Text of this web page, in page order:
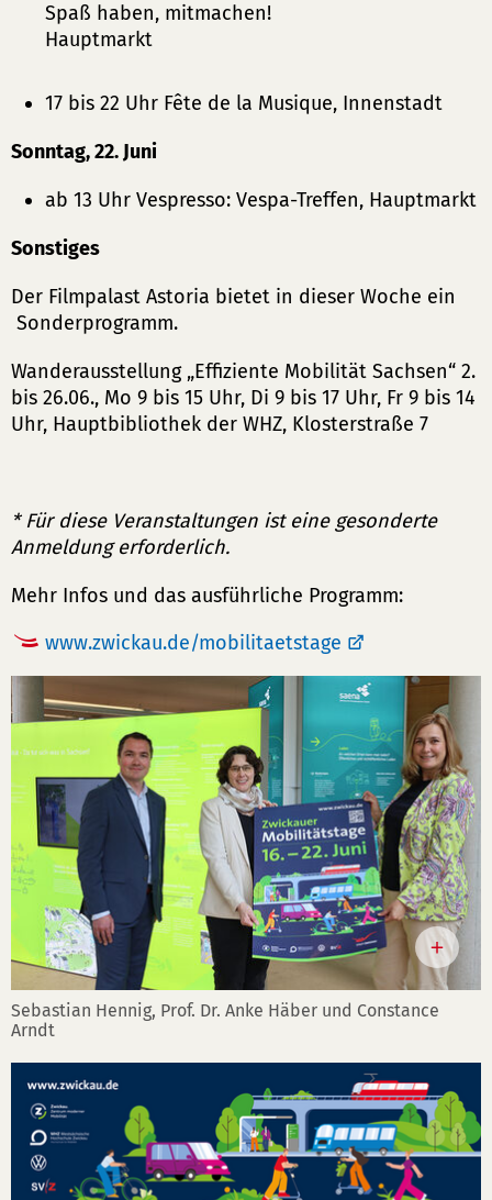
Spaß haben, mitmachen!
Hauptmarkt
17 bis 22 Uhr Fête de la Musique, Innenstadt
Sonntag, 22. Juni
ab 13 Uhr Vespresso: Vespa-Treffen, Hauptmarkt
Sonstiges
Der Filmpalast Astoria bietet in dieser Woche ein
Sonderprogramm.
Wanderausstellung „Effiziente Mobilität Sachsen“ 2.
bis 26.06., Mo 9 bis 15 Uhr, Di 9 bis 17 Uhr, Fr 9 bis 14
Uhr, Hauptbibliothek der WHZ, Klosterstraße 7
* Für diese Veranstaltungen ist eine gesonderte
Anmeldung erforderlich.
Mehr Infos und das ausführliche Programm:
www.zwickau.de/mobilitaetstage
Sebastian Hennig, Prof. Dr. Anke Häber und Constance
Arndt